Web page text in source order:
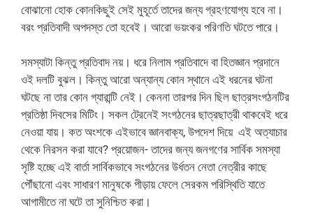
বোঝানো হোক কোনকিছুই সেই মুহূর্তে তাদের জন্য গ্রহণযোগ্য হবে না।
বরং প্রতিবাদী অপদস্ত তো হবেই। আরো ভয়ংকর পরিণতি ঘটতে পারে।
সমস্যাটা কিন্তু প্রতিবাদ নয়। ধরে নিলাম প্রতিবাদে বা হিতজ্ঞান প্রদানে
ওই দলটি বুঝল। কিন্তু আরো অন্যান্য কোন স্থানে এই ধরনের ঘটনা
ঘটছে না তার কোন গ্যারান্টি নেই। কেননা তারপর দিন ছিল ছাত্রসংগঠনটির
প্রতিষ্ঠা দিবসের মিটিং। সকল ট্রেনেই সংগঠনের ছাত্রছাত্রী থাকবেই ধরে
নেওয়া যায়। কত অংশকে এইভাবে জ্ঞানবাক্য, উপদেশ দিয়ে এই অত্যাচার
থেকে নিরসন করা যাবে? প্রয়োজন- তাদের জন্য জনগণের সার্বিক সমস্যা
সৃষ্টি হচ্ছে এই বার্তা সার্বিকভাবে সংগঠনের উর্ধতন নেতা নেত্রীর কাছে
পৌঁছানো এবং সাধারণ মানুষকে পীড়ায় ফেলে সেরকম পরিস্থিতি যাতে
আগামীতে না ঘটে তা সুনিশ্চিত করা।